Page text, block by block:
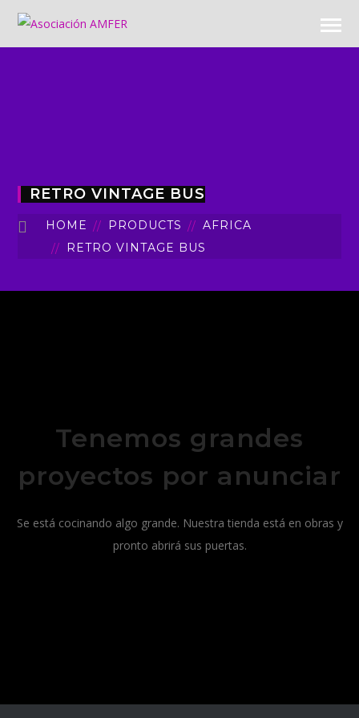
RETRO VINTAGE BUS
HOME PRODUCTS
AFRICA
RETRO VINTAGE BUS
Tenemos grandes
proyectos por anunciar
Se está cocinando algo grande. Nuestra tienda está en obras y
pronto abrirá sus puertas.